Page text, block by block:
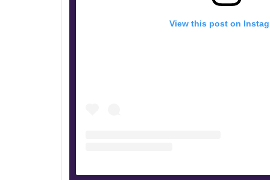
View this post on